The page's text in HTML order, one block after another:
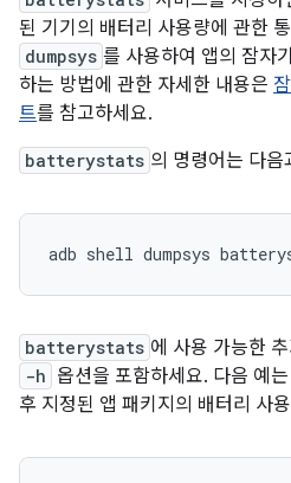
된 기기의 배터리 사용량에 관한
dumpsys 를 사용하여 앱의 잠자
하는 방법에 관한 자세한 내용은
트를 참고하세요.
batterystats 의 명령어는 다음
adb shell dumpsys
batterystats 에 사용 가능한
-h 옵션을 포함하세요. 다음 예
후 지정된 앱 패키지의 배터리 사